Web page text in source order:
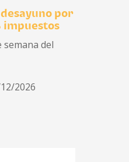
por
impuestos
semana del
2026